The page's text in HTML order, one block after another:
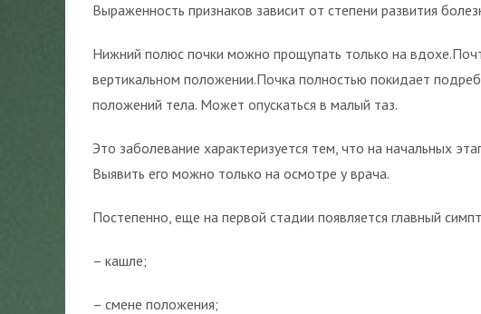
Выраженность признаков зависит от степени развития
Нижний полюс почки можно прощупать только на
вертикальном положении.Почка полностью покидает
положений тела. Может опускаться в малый таз.
Это заболевание характеризуется тем, что на начальных
Выявить его можно только на осмотре у врача.
Постепенно, еще на первой стадии появляется главный
– кашле;
– смене положения;